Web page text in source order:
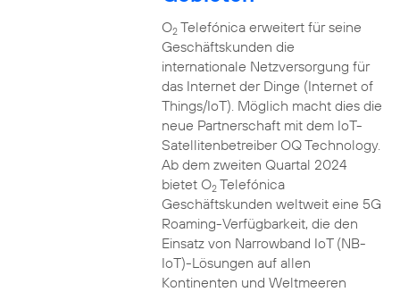
O2Telefónica erweitert für seine
Geschäftskunden die
internationale Netzversorgung für
das Internet der Dinge (Internet of
Things/IoT). Möglich macht dies die
neue Partnerschaft mit dem IoT-
Satellitenbetreiber OQ Technology.
Ab dem zweiten Quartal 2024
bietet O2Telefónica
Geschäftskunden weltweit eine 5G
Roaming-Verfügbarkeit, die den
Einsatz von Narrowband IoT (NB-
IoT)-Lösungen auf allen
Kontinenten und Weltmeeren